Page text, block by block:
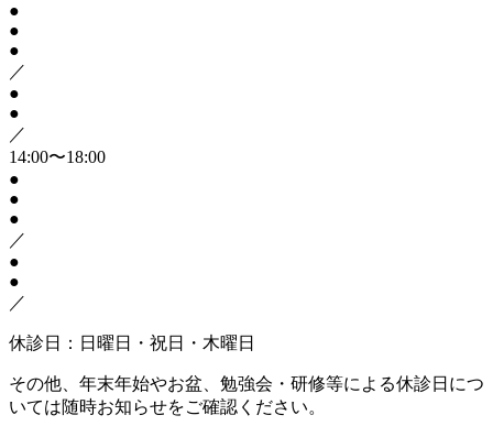
●
●
●
／
●
●
／
14:00〜18:00
●
●
●
／
●
●
／
休診日：日曜日・祝日・木曜日
その他、年末年始やお盆、勉強会・研修等による休診日につ
いては随時お知らせをご確認ください。